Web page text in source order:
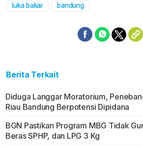
luka bakar bandung
Berita Terkait
Diduga Langgar Moratorium,
Riau Bandung Berpotensi Dipidana
BGN Pastikan Program MBG Tidak
Beras SPHP, dan LPG 3 Kg